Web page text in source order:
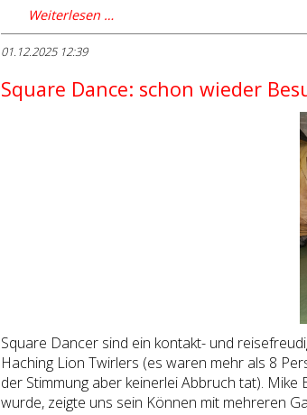
Weiterlesen …
01.12.2025 12:39
Square Dance: schon wieder
Square Dancer sind ein kontakt- und
Haching Lion Twirlers (es waren mehr als 8
der Stimmung aber keinerlei Abbruch tat).
wurde, zeigte uns sein Können mit mehreren